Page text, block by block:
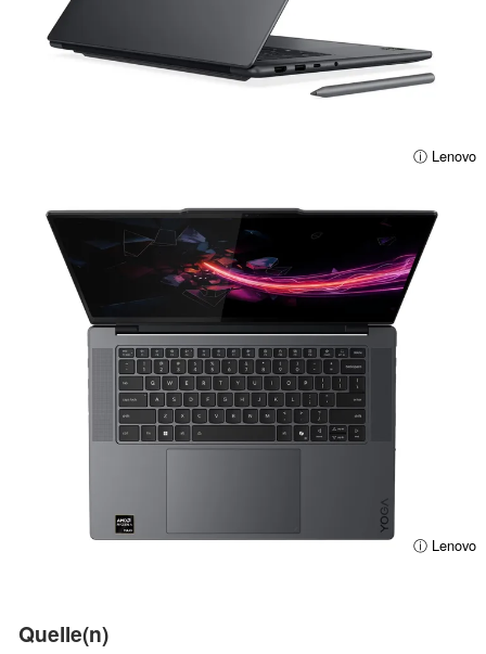
ⓘ Lenovo
ⓘ Lenovo
Quelle(n)